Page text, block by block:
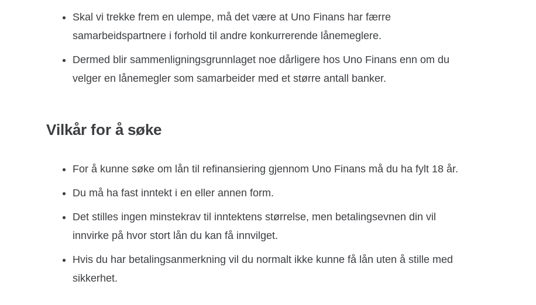
Skal vi trekke frem en ulempe, må det være at Uno Finans har færre
samarbeidspartnere i forhold til andre konkurrerende lånemeglere.
Dermed blir sammenligningsgrunnlaget noe dårligere hos Uno Finans enn om du
velger en lånemegler som samarbeider med et større antall banker.
Vilkår for å søke
For å kunne søke om lån til refinansiering gjennom Uno Finans må du ha fylt 18 år.
Du må ha fast inntekt i en eller annen form.
Det stilles ingen minstekrav til inntektens størrelse, men betalingsevnen din vil
innvirke på hvor stort lån du kan få innvilget.
Hvis du har betalingsanmerkning vil du normalt ikke kunne få lån uten å stille med
sikkerhet.